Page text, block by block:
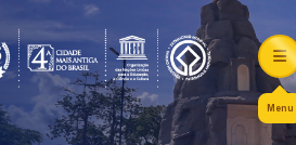
Menu